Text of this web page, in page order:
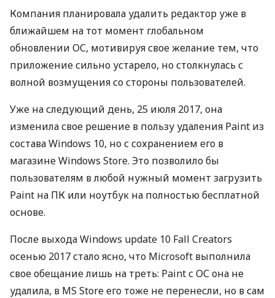
Компания планировала удалить редактор уже в
ближайшем на тот момент глобальном
обновлении ОС, мотивируя свое желание тем, что
приложение сильно устарело, но столкнулась с
волной возмущения со стороны пользователей.
Уже на следующий день, 25 июля 2017, она
изменила свое решение в пользу удаления Paint из
состава Windows 10, но с сохранением его в
магазине Windows Store. Это позволило бы
пользователям в любой нужный момент загрузить
Paint на ПК или ноутбук на полностью бесплатной
основе.
После выхода Windows update 10 Fall Creators
осенью 2017 стало ясно, что Microsoft выполнила
свое обещание лишь на треть: Paint с ОС она не
удалила, в MS Store его тоже не перенесли, но в сам